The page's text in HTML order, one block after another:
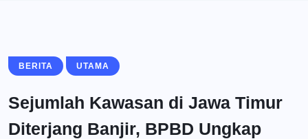
BERITA UTAMA
Sejumlah Kawasan di Jawa Timur
Diterjang Banjir, BPBD Ungkap